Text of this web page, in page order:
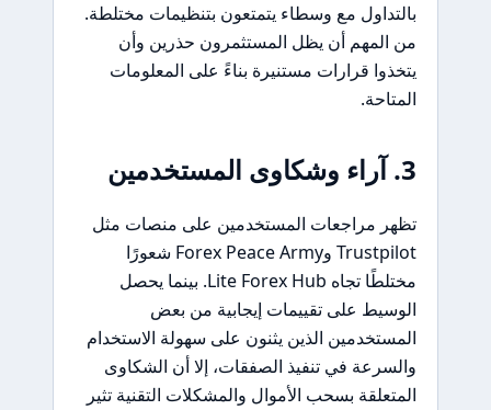
بالتداول مع وسطاء يتمتعون بتنظيمات مختلطة.
من المهم أن يظل المستثمرون حذرين وأن
يتخذوا قرارات مستنيرة بناءً على المعلومات
المتاحة.
3. آراء وشكاوى المستخدمين
تظهر مراجعات المستخدمين على منصات مثل
Trustpilot وForex Peace Army شعورًا
مختلطًا تجاه Lite Forex Hub. بينما يحصل
الوسيط على تقييمات إيجابية من بعض
المستخدمين الذين يثنون على سهولة الاستخدام
والسرعة في تنفيذ الصفقات، إلا أن الشكاوى
المتعلقة بسحب الأموال والمشكلات التقنية تثير